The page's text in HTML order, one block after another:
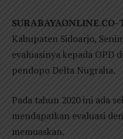
SURABAYAONLINE.CO-
Kabupaten Sidoarjo,
evaluasinya kepada OPD
pendopo Delta Nugraha.
Pada tahun 2020 ini ada
mendapatkan evaluasi
memuaskan.